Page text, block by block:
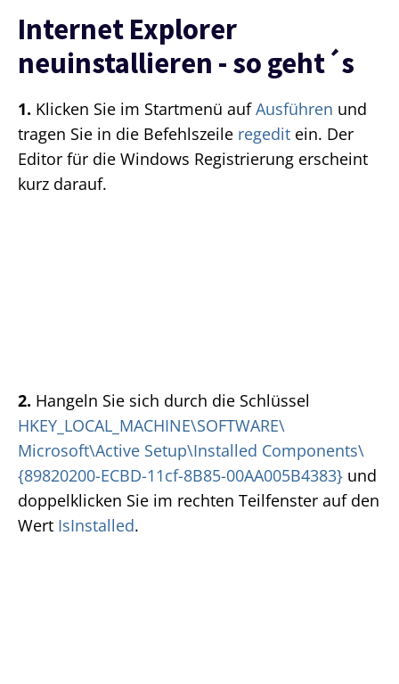
Internet Explorer
neuinstallieren - so geht´s
1. Klicken Sie im Startmenü aufAusführen und
tragen Sie in die Befehlszeile regedit ein. Der
Editor für die Windows Registrierung erscheint
kurz darauf.
2. Hangeln Sie sich durch die Schlüssel
HKEY_LOCAL_MACHINE\SOFTWARE\
Microsoft\Active Setup\Installed Components\
{89820200-ECBD-11cf-8B85-00AA005B4383} und
doppelklicken Sie im rechten Teilfenster auf den
Wert IsInstalled.